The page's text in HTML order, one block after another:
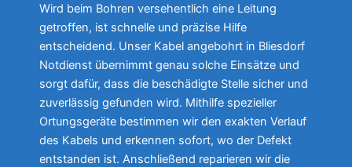
Wird beim Bohren versehentlich eine Leitung
getroffen, ist schnelle und präzise Hilfe
entscheidend. Unser Kabel angebohrt in Bliesdorf
Notdienst übernimmt genau solche Einsätze und
sorgt dafür, dass die beschädigte Stelle sicher und
zuverlässig gefunden wird. Mithilfe spezieller
Ortungsgeräte bestimmen wir den exakten Verlauf
des Kabels und erkennen sofort, wo der Defekt
entstanden ist. Anschließend reparieren wir die